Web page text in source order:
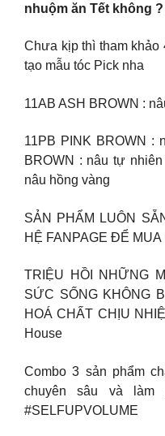
nhuộm ăn Tết không
Chưa kịp thì tham khảo
tạo mẫu tóc Pick nha
11AB ASH BROWN :
11PB PINK BROWN :
BROWN : nâu tự
nâu hồng vàng
SẢN PHẨM LUÔN
HỆ FANPAGE ĐỂ
TRIỆU HỒI NHỮNG
SỨC SỐNG KHÔNG
HOÁ CHẤT CHỊU
House
Combo 3 sản phẩm
chuyên sâu và làm
#SELFUPVOLUME